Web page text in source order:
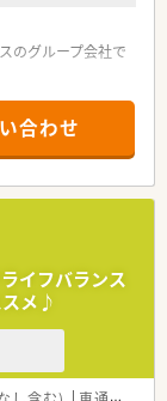
のグループ会社で
、地域の皆さま
す。
研修・管理者研修
社で費用補助をし
日々の取り組みか
ています。
勤務で働く社員も
合わせ
イフバランス
スメ♪